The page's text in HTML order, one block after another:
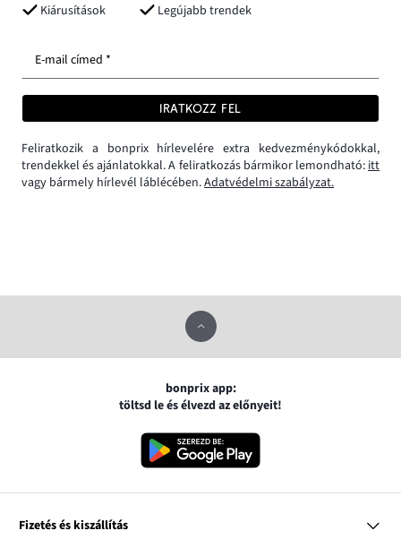
Kiárusítások
Legújabb trendek
E-mail címed *
IRATKOZZ FEL
Feliratkozik a bonprix hírlevelére extra kedvezménykódokkal,
trendekkel és ajánlatokkal. A feliratkozás bármikor lemondható:itt
vagy bármely hírlevél láblécében.Adatvédelmi szabályzat.
bonprix app:
töltsd le és élvezd az előnyeit!
Fizetés és kiszállítás